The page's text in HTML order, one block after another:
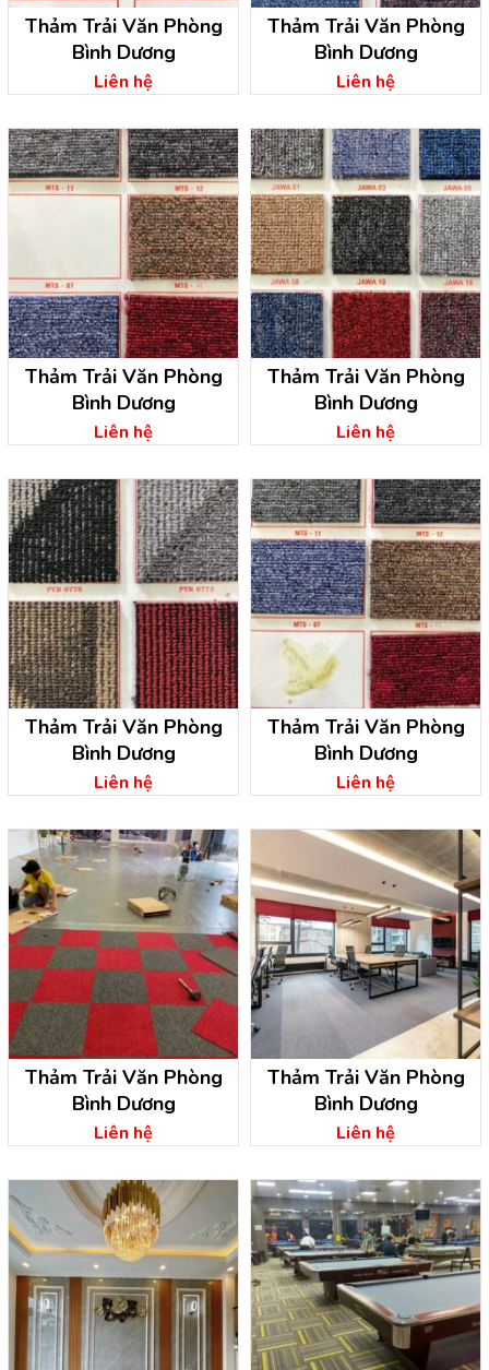
Thảm Trải Văn Phòng
Bình Dương
Liên hệ
Thảm Trải Văn Phòng
Bình Dương
Liên hệ
Thảm Trải Văn Phòng
Bình Dương
Liên hệ
Thảm Trải Văn Phòng
Bình Dương
Liên hệ
Thảm Trải Văn Phòng
Bình Dương
Liên hệ
Thảm Trải Văn Phòng
Bình Dương
Liên hệ
Thảm Trải Văn Phòng
Bình Dương
Liên hệ
Thảm Trải Văn Phòng
Bình Dương
Liên hệ